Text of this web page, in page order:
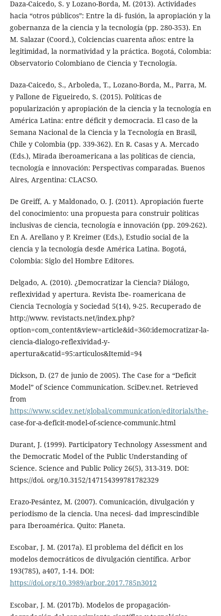
Daza-Caicedo, S. y Lozano-Borda, M. (2013). Actividades
hacia “otros públicos”: Entre la di- fusión, la apropiación y la
gobernanza de la ciencia y la tecnología (pp. 280-353). En
M. Salazar (Coord.), Colciencias cuarenta años: entre la
legitimidad, la normatividad y la práctica. Bogotá, Colombia:
Observatorio Colombiano de Ciencia y Tecnología.
Daza-Caicedo, S., Arboleda, T., Lozano-Borda, M., Parra, M.
y Pallone de Figueiredo, S. (2015). Políticas de
popularización y apropiación de la ciencia y la tecnología en
América Latina: entre déficit y democracia. El caso de la
Semana Nacional de la Ciencia y la Tecnología en Brasil,
Chile y Colombia (pp. 339-362). En R. Casas y A. Mercado
(Eds.), Mirada iberoamericana a las políticas de ciencia,
tecnología e innovación: Perspectivas comparadas. Buenos
Aires, Argentina: CLACSO.
De Greiff, A. y Maldonado, O. J. (2011). Apropiación fuerte
del conocimiento: una propuesta para construir políticas
inclusivas de ciencia, tecnología e innovación (pp. 209-262).
En A. Arellano y P. Kreimer (Eds.), Estudio social de la
ciencia y la tecnología desde América Latina. Bogotá,
Colombia: Siglo del Hombre Editores.
Delgado, A. (2010). ¿Democratizar la Ciencia? Diálogo,
reflexividad y apertura. Revista Ibe- roamericana de
Ciencia Tecnología y Sociedad 5(14), 9-25. Recuperado de
http://www. revistacts.net/index.php?
option=com_content&view=article&id=360:idemocratizar-la-
ciencia-dialogo-reflexividad-y-
apertura&catid=95:articulos&Itemid=94
Dickson, D. (27 de junio de 2005). The Case for a “Deficit
Model” of Science Communication. SciDev.net. Retrieved
from
https://www.scidev.net/global/communication/editorials/the-
case-for-a-deficit-model-of-science-communic.html
Durant, J. (1999). Participatory Technology Assessment and
the Democratic Model of the Public Understanding of
Science. Science and Public Policy 26(5), 313-319. DOI:
https://doi. org/10.3152/147154399781782329
Erazo-Pesántez, M. (2007). Comunicación, divulgación y
periodismo de la ciencia. Una necesi- dad imprescindible
para Iberoamérica. Quito: Planeta.
Escobar, J. M. (2017a). El problema del déficit en los
modelos democráticos de divulgación científica. Arbor
193(785), a407, 1-14. DOI:
https://doi.org/10.3989/arbor.2017.785n3012
Escobar, J. M. (2017b). Modelos de propagación-